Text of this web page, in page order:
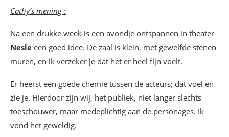
Cathy’s mening :
Na een drukke week is een avondje ontspannen in theater
Nesle een goed idee. De zaal is klein, met gewelfde stenen
muren, en ik verzeker je dat het er heel fijn voelt.
Er heerst een goede chemie tussen de acteurs; dat voel en
zie je. Hierdoor zijn wij, het publiek, niet langer slechts
toeschouwer, maar medeplichtig aan de personages. Ik
vond het geweldig.